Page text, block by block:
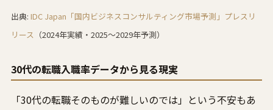
出典: IDC Japan「国内ビジネスコンサルティング市場予測」プレスリ
リース （2024年実績・2025〜2029年予測）
30代の転職入職率データから見る現実
「30代の転職そのものが難しいのでは」という不安もあ